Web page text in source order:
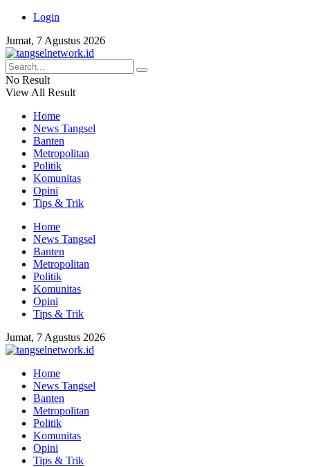
Login
Jumat, 7 Agustus 2026
No Result
View All Result
Home
News Tangsel
Banten
Metropolitan
Politik
Komunitas
Opini
Tips & Trik
Home
News Tangsel
Banten
Metropolitan
Politik
Komunitas
Opini
Tips & Trik
Jumat, 7 Agustus 2026
Home
News Tangsel
Banten
Metropolitan
Politik
Komunitas
Opini
Tips & Trik